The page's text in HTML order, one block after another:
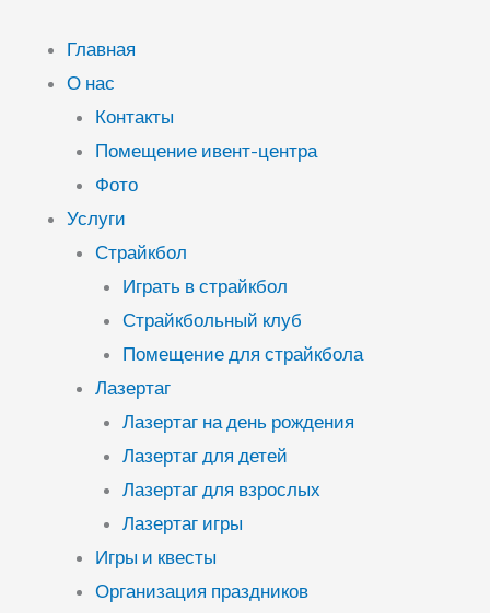
содержимому
Главная
О нас
Контакты
Помещение ивент-центра
Фото
Услуги
Страйкбол
Играть в страйкбол
Страйкбольный клуб
Помещение для страйкбола
Лазертаг
Лазертаг на день рождения
Лазертаг для детей
Лазертаг для взрослых
Лазертаг игры
Игры и квесты
Организация праздников